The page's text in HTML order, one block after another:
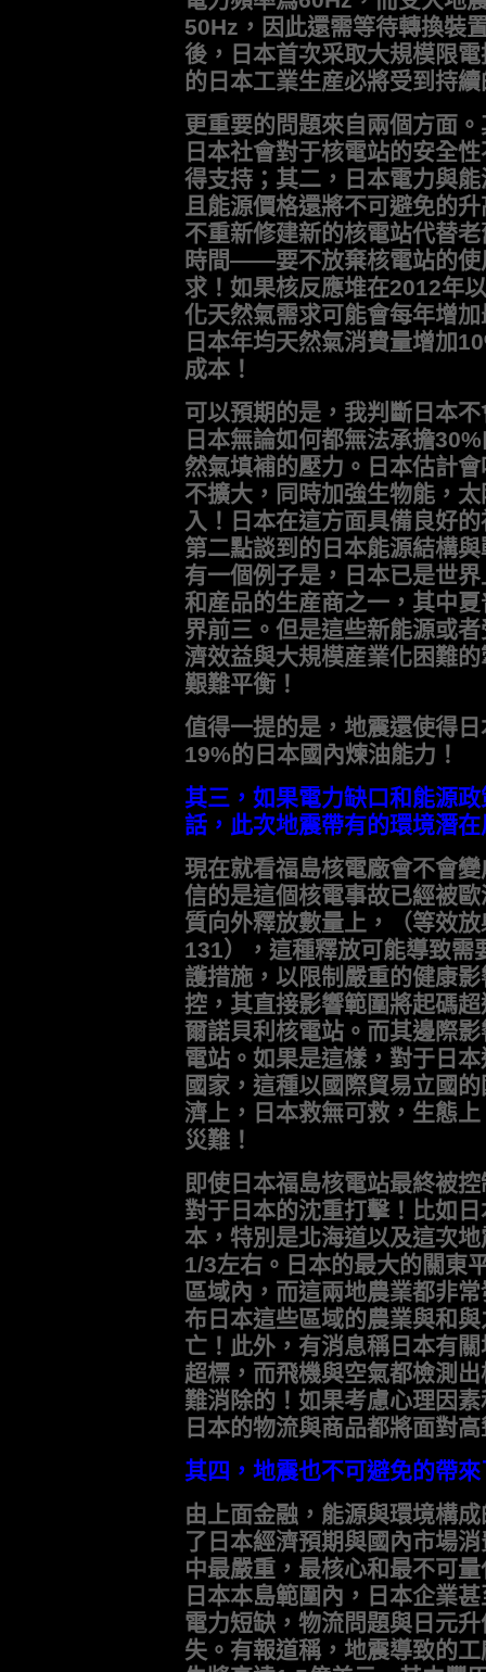
50Hz，因此還需等待轉換裝
後，日本首次采取大規模限
的日本工業生産必將受到持
更重要的問題來自兩個方面
日本社會對于核電站的安全
得支持；其二，日本電力與
且能源價格還將不可避免的
不重新修建新的核電站代替
時間——要不放棄核電站的使
求！如果核反應堆在2012年
化天然氣需求可能會每年增
日本年均天然氣消費量增加
成本！
可以預期的是，我判斷日本
日本無論如何都無法承擔
然氣填補的壓力。日本估計
不擴大，同時加強生物能，
入！日本在這方面具備良好
第二點談到的日本能源結構
有一個例子是，日本已是世
和産品的生産商之一，其中
界前三。但是這些新能源或
濟效益與大規模産業化困難
艱難平衡！
值得一提的是，地震還使得
19%的日本國內煉油能力！
其三，如果電力缺口和能源
話，此次地震帶有的環境潛
現在就看福島核電廠會不會
信的是這個核電事故已經被
質向外釋放數量上，（等效
131），這種釋放可能導致需
護措施，以限制嚴重的健康
控，其直接影響範圍將起碼
爾諾貝利核電站。而其邊際
電站。如果是這樣，對于日
國家，這種以國際貿易立國
濟上，日本救無可救，生態
災難！
即使日本福島核電站最終被
對于日本的沈重打擊！比如
本，特別是北海道以及這次
1/3左右。日本的最大的關東
區域內，而這兩地農業都非
布日本這些區域的農業與和
亡！此外，有消息稱日本有
超標，而飛機與空氣都檢測
難消除的！如果考慮心理因
日本的物流與商品都將面對
其四，地震也不可避免的帶
由上面金融，能源與環境構
了日本經濟預期與國內市場
中最嚴重，最核心和最不可
日本本島範圍內，日本企業
電力短缺，物流問題與日元
失。有報道稱，地震導致的